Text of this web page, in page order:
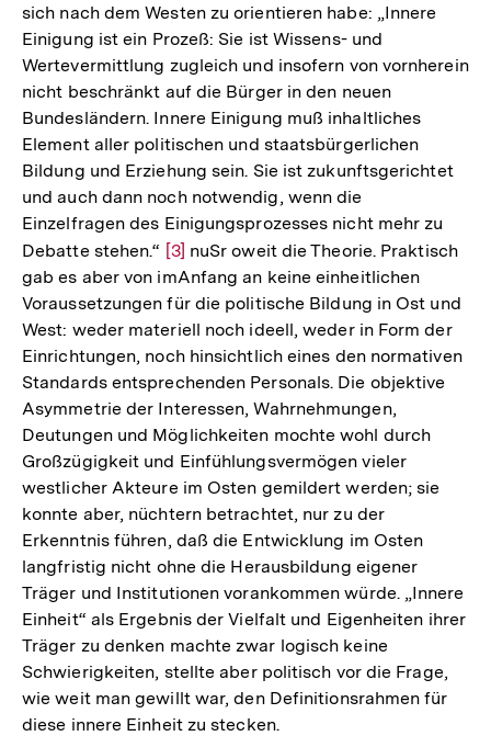
sich nach dem Westen zu orientieren habe: „Innere
Einigung ist ein Prozeß: Sie ist Wissens- und
Wertevermittlung zugleich und insofern von vornherein
nicht beschränkt auf die Bürger in den neuen
Bundesländern. Innere Einigung muß inhaltliches
Element aller politischen und staatsbürgerlichen
Bildung und Erziehung sein. Sie ist zukunftsgerichtet
und auch dann noch notwendig, wenn die
Einzelfragen des Einigungsprozesses nicht mehr zu
Debatte stehen.“ Zur
Auflösung
der
Fußnote
[3] nuSr oweit die Theorie. Praktisch
gab es aber von imAnfang an keine einheitlichen
Voraussetzungen für die politische Bildung in Ost und
West: weder materiell noch ideell, weder in Form der
Einrichtungen, noch hinsichtlich eines den normativen
Standards entsprechenden Personals. Die objektive
Asymmetrie der Interessen, Wahrnehmungen,
Deutungen und Möglichkeiten mochte wohl durch
Großzügigkeit und Einfühlungsvermögen vieler
westlicher Akteure im Osten gemildert werden; sie
konnte aber, nüchtern betrachtet, nur zu der
Erkenntnis führen, daß die Entwicklung im Osten
langfristig nicht ohne die Herausbildung eigener
Träger und Institutionen vorankommen würde. „Innere
Einheit“ als Ergebnis der Vielfalt und Eigenheiten ihrer
Träger zu denken machte zwar logisch keine
Schwierigkeiten, stellte aber politisch vor die Frage,
wie weit man gewillt war, den Definitionsrahmen für
diese innere Einheit zu stecken.